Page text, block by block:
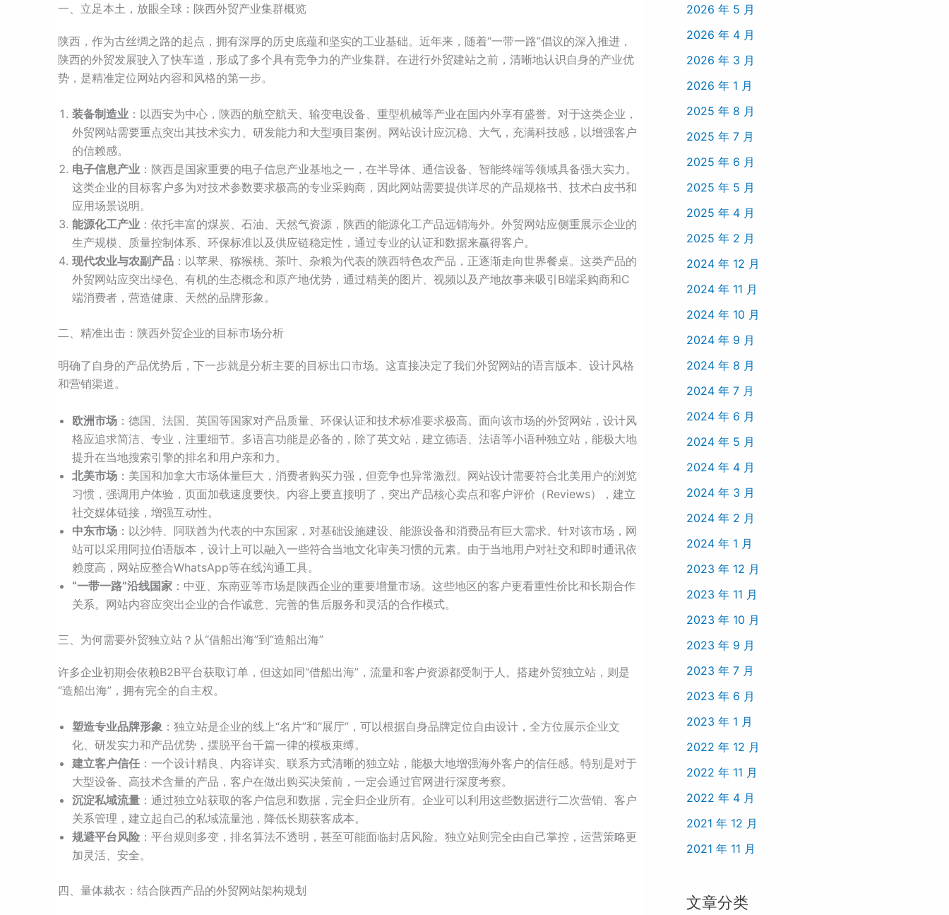
一、立足本土，放眼全球：陕西外贸产业集群概览
陕西，作为古丝绸之路的起点，拥有深厚的历史底蕴和坚实的工业基础。近年来，随着“一带一路”倡议的深入推进，
陕西的外贸发展驶入了快车道，形成了多个具有竞争力的产业集群。在进行外贸建站之前，清晰地认识自身的产业优
势，是精准定位网站内容和风格的第一步。
装备制造业 ：以西安为中心，陕西的航空航天、输变电设备、重型机械等产业在国内外享有盛誉。对于这类企业，
外贸网站需要重点突出其技术实力、研发能力和大型项目案例。网站设计应沉稳、大气，充满科技感，以增强客户
的信赖感。
电子信息产业 ：陕西是国家重要的电子信息产业基地之一，在半导体、通信设备、智能终端等领域具备强大实力。
这类企业的目标客户多为对技术参数要求极高的专业采购商，因此网站需要提供详尽的产品规格书、技术白皮书和
应用场景说明。
能源化工产业 ：依托丰富的煤炭、石油、天然气资源，陕西的能源化工产品远销海外。外贸网站应侧重展示企业的
生产规模、质量控制体系、环保标准以及供应链稳定性，通过专业的认证和数据来赢得客户。
现代农业与农副产品 ：以苹果、猕猴桃、茶叶、杂粮为代表的陕西特色农产品，正逐渐走向世界餐桌。这类产品的
外贸网站应突出绿色、有机的生态概念和原产地优势，通过精美的图片、视频以及产地故事来吸引B端采购商和C
端消费者，营造健康、天然的品牌形象。
二、精准出击：陕西外贸企业的目标市场分析
明确了自身的产品优势后，下一步就是分析主要的目标出口市场。这直接决定了我们外贸网站的语言版本、设计风格
和营销渠道。
欧洲市场 ：德国、法国、英国等国家对产品质量、环保认证和技术标准要求极高。面向该市场的外贸网站，设计风
格应追求简洁、专业，注重细节。多语言功能是必备的，除了英文站，建立德语、法语等小语种独立站，能极大地
提升在当地搜索引擎的排名和用户亲和力。
北美市场 ：美国和加拿大市场体量巨大，消费者购买力强，但竞争也异常激烈。网站设计需要符合北美用户的浏览
习惯，强调用户体验，页面加载速度要快。内容上要直接明了，突出产品核心卖点和客户评价（Reviews），建立
社交媒体链接，增强互动性。
中东市场 ：以沙特、阿联酋为代表的中东国家，对基础设施建设、能源设备和消费品有巨大需求。针对该市场，网
站可以采用阿拉伯语版本，设计上可以融入一些符合当地文化审美习惯的元素。由于当地用户对社交和即时通讯依
赖度高，网站应整合WhatsApp等在线沟通工具。
“一带一路”沿线国家 ：中亚、东南亚等市场是陕西企业的重要增量市场。这些地区的客户更看重性价比和长期合作
关系。网站内容应突出企业的合作诚意、完善的售后服务和灵活的合作模式。
三、为何需要外贸独立站？从“借船出海”到“造船出海”
许多企业初期会依赖B2B平台获取订单，但这如同“借船出海”，流量和客户资源都受制于人。搭建外贸独立站，则是
“造船出海”，拥有完全的自主权。
塑造专业品牌形象 ：独立站是企业的线上“名片”和“展厅”，可以根据自身品牌定位自由设计，全方位展示企业文
化、研发实力和产品优势，摆脱平台千篇一律的模板束缚。
建立客户信任 ：一个设计精良、内容详实、联系方式清晰的独立站，能极大地增强海外客户的信任感。特别是对于
大型设备、高技术含量的产品，客户在做出购买决策前，一定会通过官网进行深度考察。
沉淀私域流量 ：通过独立站获取的客户信息和数据，完全归企业所有。企业可以利用这些数据进行二次营销、客户
关系管理，建立起自己的私域流量池，降低长期获客成本。
规避平台风险 ：平台规则多变，排名算法不透明，甚至可能面临封店风险。独立站则完全由自己掌控，运营策略更
加灵活、安全。
四、量体裁衣：结合陕西产品的外贸网站架构规划
2026 年 5 月
2026 年 4 月
2026 年 3 月
2026 年 1 月
2025 年 8 月
2025 年 7 月
2025 年 6 月
2025 年 5 月
2025 年 4 月
2025 年 2 月
2024 年 12 月
2024 年 11 月
2024 年 10 月
2024 年 9 月
2024 年 8 月
2024 年 7 月
2024 年 6 月
2024 年 5 月
2024 年 4 月
2024 年 3 月
2024 年 2 月
2024 年 1 月
2023 年 12 月
2023 年 11 月
2023 年 10 月
2023 年 9 月
2023 年 7 月
2023 年 6 月
2023 年 1 月
2022 年 12 月
2022 年 11 月
2022 年 4 月
2021 年 12 月
2021 年 11 月
文章分类